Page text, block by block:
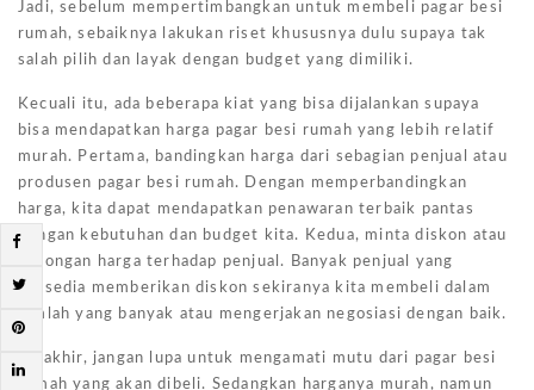
Jadi, sebelum mempertimbangkan untuk membeli pagar besi
rumah, sebaiknya lakukan riset khususnya dulu supaya tak
salah pilih dan layak dengan budget yang dimiliki.
Kecuali itu, ada beberapa kiat yang bisa dijalankan supaya
bisa mendapatkan harga pagar besi rumah yang lebih relatif
murah. Pertama, bandingkan harga dari sebagian penjual atau
produsen pagar besi rumah. Dengan memperbandingkan
harga, kita dapat mendapatkan penawaran terbaik pantas
dengan kebutuhan dan budget kita. Kedua, minta diskon atau
potongan harga terhadap penjual. Banyak penjual yang
bersedia memberikan diskon sekiranya kita membeli dalam
jumlah yang banyak atau mengerjakan negosiasi dengan baik.
Terakhir, jangan lupa untuk mengamati mutu dari pagar besi
rumah yang akan dibeli. Sedangkan harganya murah, namun